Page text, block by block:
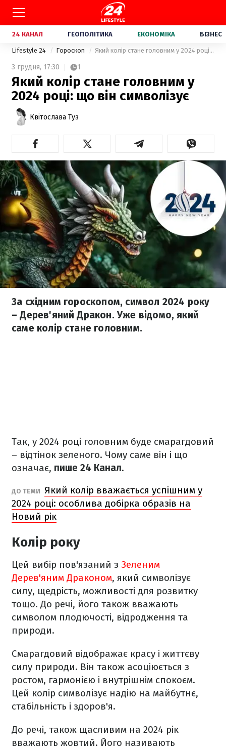
24 КАНАЛ ГЕОПОЛІТИКА ЕКОНОМІКА БІЗНЕС
Lifestyle 24 Гороскоп Який колір стане головним у 2024 році: що він символізує
3 грудня, 17:30 1
Який колір стане головним у
2024 році: що він символізує
Квітослава Туз
За східним гороскопом, символ 2024 року
– Дерев'яний Дракон. Уже відомо, який
саме колір стане головним.
Так, у 2024 році головним буде смарагдовий
– відтінок зеленого. Чому саме він і що
означає, пише 24 Канал.
ДО ТЕМИ Який колір вважається успішним у
2024 році: особлива добірка образів на
Новий рік
Колір року
Цей вибір пов'язаний з Зеленим
Дерев'яним Драконом, який символізує
силу, щедрість, можливості для розвитку
тощо. До речі, його також вважають
символом плодючості, відродження та
природи.
Смарагдовий відображає красу і життєву
силу природи. Він також асоціюється з
ростом, гармонією і внутрішнім спокоєм.
Цей колір символізує надію на майбутнє,
стабільність і здоров'я.
До речі, також щасливим на 2024 рік
вважають жовтий. Його називають